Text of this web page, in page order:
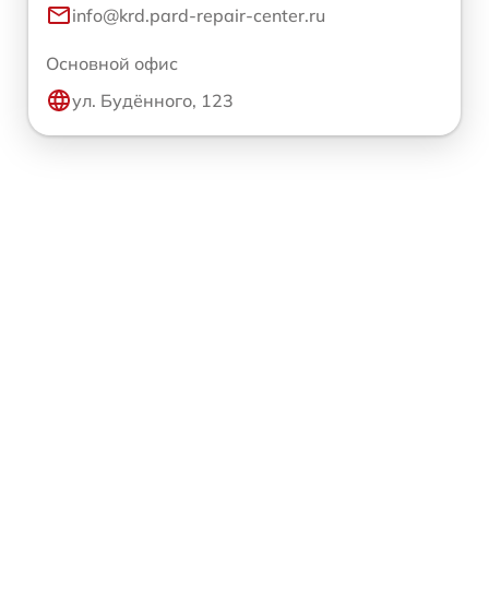
info@krd.pard-repair-center.ru
Основной офис
ул. Будённого, 123